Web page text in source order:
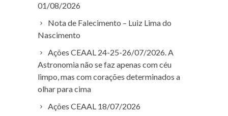
01/08/2026
Nota de Falecimento – Luiz Lima do
Nascimento
Ações CEAAL 24-25-26/07/2026. A
Astronomia não se faz apenas com céu
limpo, mas com corações determinados a
olhar para cima
Ações CEAAL 18/07/2026